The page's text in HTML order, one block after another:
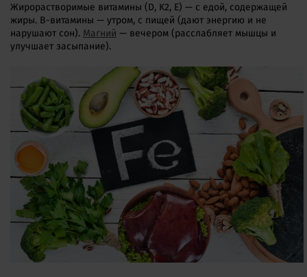
Жирорастворимые витамины (D, K2, E) — с едой, содержащей
жиры. B-витамины — утром, с пищей (дают энергию и не
нарушают сон). Магний — вечером (расслабляет мышцы и
улучшает засыпание).